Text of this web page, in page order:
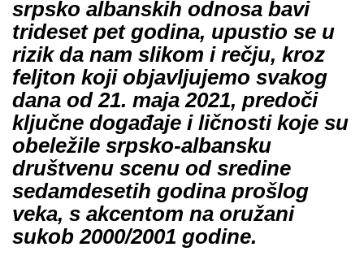
srpsko albanskih odnosa bavi
trideset pet godina, upustio se u
rizik da nam slikom i rečju, kroz
feljton koji objavljujemo svakog
dana od 21. maja 2021, predoči
ključne događaje i ličnosti koje su
obeležile srpsko-albansku
društvenu scenu od sredine
sedamdesetih godina prošlog
veka, s akcentom na oružani
sukob 2000/2001 godine.